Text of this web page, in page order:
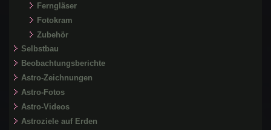
Ferngläser
Fotokram
Zubehör
Selbstbau
Beobachtungsberichte
Astro-Zeichnungen
Astro-Fotos
Astro-Videos
Astroziele auf Erden